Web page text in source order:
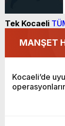
Tek Kocaeli
MANŞET
Kocaeli’de